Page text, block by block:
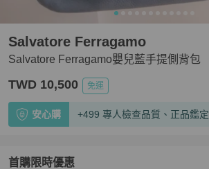
Salvatore Ferragamo嬰兒藍手提側背包
Salvatore Ferragamo
TWD 10,500 免運
安心購 +499 專人檢查品質、正品鑑定
首購限時優惠